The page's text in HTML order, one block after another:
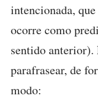
intencionada,
ocorre como
sentido anterior).
parafrasear, de
modo: